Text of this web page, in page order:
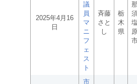
2025年4月16
日
議
員
マ
ニ
フ
ェ
ス
ト
斉藤
さと
し
栃
木
県
那
塩
市